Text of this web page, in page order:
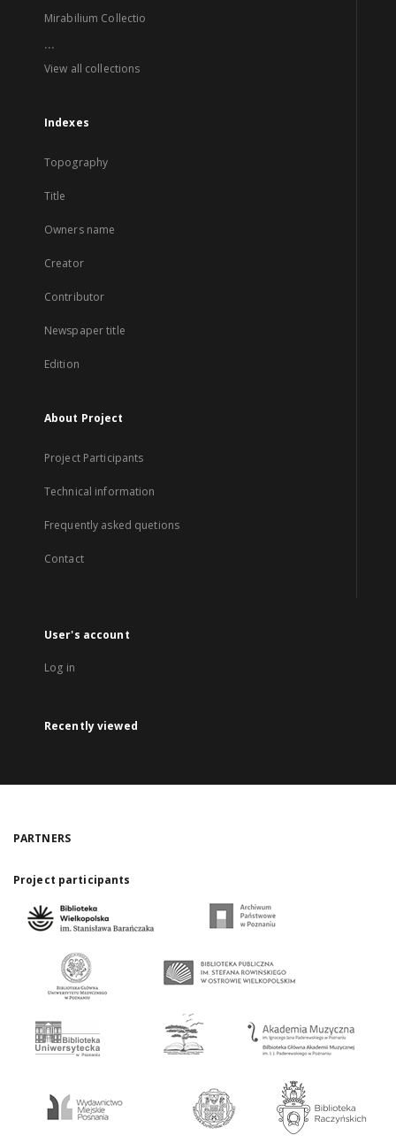
Mirabilium Collectio
...
View all collections
Indexes
Topography
Title
Owners name
Creator
Contributor
Newspaper title
Edition
About Project
Project Participants
Technical information
Frequently asked quetions
Contact
User's account
Log in
Recently viewed
PARTNERS
Project participants